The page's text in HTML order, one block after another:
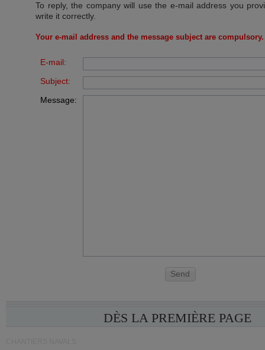
To reply, the company will use the e-mail address you
write it correctly.
Your e-mail address and the message subject are compulsory.
E-mail:
Subject:
Message:
Send
DÈS LA PREMIÈRE PAGE